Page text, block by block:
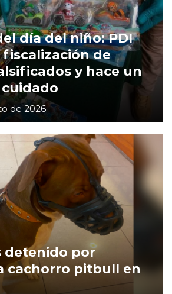
día del niño: PDI
de
y hace un
de 2026
detenido por
cachorro pitbull en